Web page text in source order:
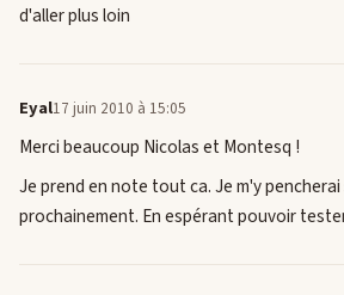
d'aller plus loin
Eyal17 juin 2010 à 15:05
Merci beaucoup Nicolas et Montesq !
Je prend en note tout ca. Je m'y
prochainement. En espérant pouvoir